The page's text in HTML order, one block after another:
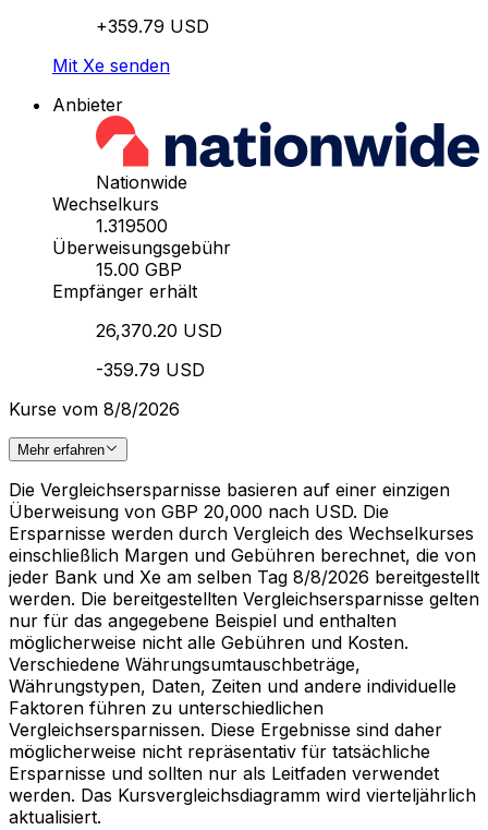
+359.79 USD
Mit Xe senden
Anbieter
Nationwide
Wechselkurs
1.319500
Überweisungsgebühr
15.00 GBP
Empfänger erhält
26,370.20 USD
-359.79 USD
Kurse vom 8/8/2026
Mehr erfahren
Die Vergleichsersparnisse basieren auf einer einzigen
Überweisung von GBP 20,000 nach USD. Die
Ersparnisse werden durch Vergleich des Wechselkurses
einschließlich Margen und Gebühren berechnet, die von
jeder Bank und Xe am selben Tag 8/8/2026 bereitgestellt
werden. Die bereitgestellten Vergleichsersparnisse gelten
nur für das angegebene Beispiel und enthalten
möglicherweise nicht alle Gebühren und Kosten.
Verschiedene Währungsumtauschbeträge,
Währungstypen, Daten, Zeiten und andere individuelle
Faktoren führen zu unterschiedlichen
Vergleichsersparnissen. Diese Ergebnisse sind daher
möglicherweise nicht repräsentativ für tatsächliche
Ersparnisse und sollten nur als Leitfaden verwendet
werden. Das Kursvergleichsdiagramm wird vierteljährlich
aktualisiert.